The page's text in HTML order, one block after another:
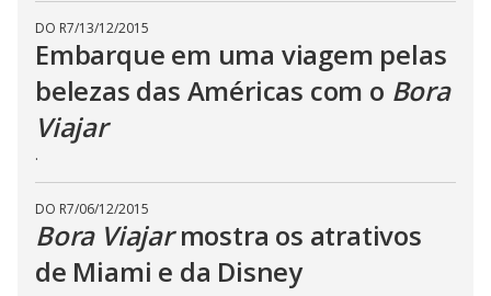
DO R7/13/12/2015
Embarque em uma viagem pelas
belezas das Américas com o Bora
Viajar
.
DO R7/06/12/2015
Bora Viajarmostra os atrativos
de Miami e da Disney